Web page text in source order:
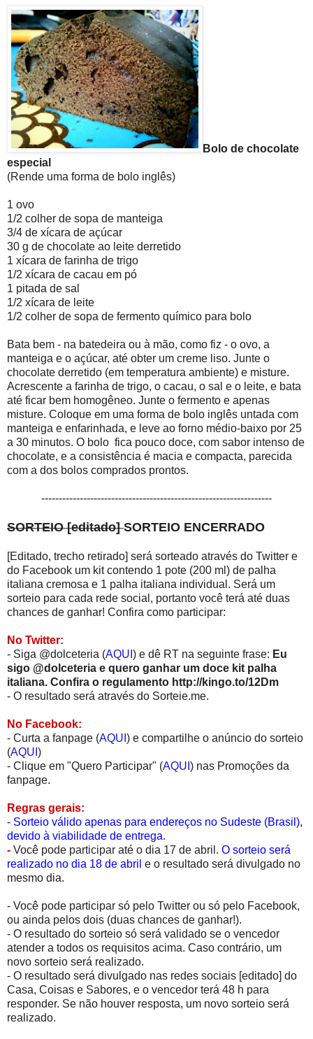
Bolo de chocolate
especial
(Rende uma forma de bolo inglês)
1 ovo
1/2 colher de sopa de manteiga
3/4 de xícara de açúcar
30 g de chocolate ao leite derretido
1 xícara de farinha de trigo
1/2 xícara de cacau em pó
1 pitada de sal
1/2 xícara de leite
1/2 colher de sopa de fermento químico para bolo
Bata bem - na batedeira ou à mão, como fiz - o ovo, a
manteiga e o açúcar, até obter um creme liso. Junte o
chocolate derretido (em temperatura ambiente) e misture.
Acrescente a farinha de trigo, o cacau, o sal e o leite, e bata
até ficar bem homogêneo. Junte o fermento e apenas
misture. Coloque em uma forma de bolo inglês untada com
manteiga e enfarinhada, e leve ao forno médio-baixo por 25
a 30 minutos. O bolo fica pouco doce, com sabor intenso de
chocolate, e a consistência é macia e compacta, parecida
com a dos bolos comprados prontos.
------------------------------------------------------------------
SORTEIO [editado]SORTEIO ENCERRADO
[Editado, trecho retirado] será sorteado através do Twitter e
do Facebook um kit contendo 1 pote (200 ml) de palha
italiana cremosa e 1 palha italiana individual. Será um
sorteio para cada rede social, portanto você terá até duas
chances de ganhar! Confira como participar:
No Twitter:
- Siga @dolceteria (AQUI ) e dê RT na seguinte frase: Eu
sigo @dolceteria e quero ganhar um doce kit palha
italiana. Confira o regulamento http://kingo.to/12Dm
- O resultado será através do Sorteie.me.
No Facebook:
- Curta a fanpage (AQUI ) e compartilhe o anúncio do sorteio
(AQUI )
- Clique em "Quero Participar" (AQUI ) nas Promoções da
fanpage.
Regras gerais:
- Sorteio válido apenas para endereços no Sudeste (Brasil),
devido à viabilidade de entrega.
- Você pode participar até o dia 17 de abril. O sorteio será
realizado no dia 18 de abril e o resultado será divulgado no
mesmo dia.
- Você pode participar só pelo Twitter ou só pelo Facebook,
ou ainda pelos dois (duas chances de ganhar!).
- O resultado do sorteio só será validado se o vencedor
atender a todos os requisitos acima. Caso contrário, um
novo sorteio será realizado.
- O resultado será divulgado nas redes sociais [editado] do
Casa, Coisas e Sabores, e o vencedor terá 48 h para
responder. Se não houver resposta, um novo sorteio será
realizado.